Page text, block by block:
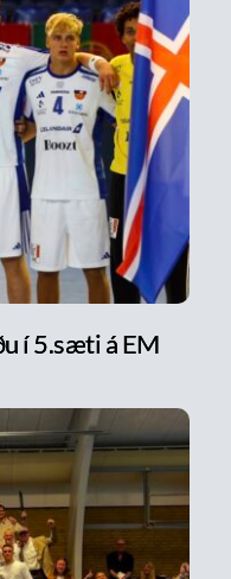
í 5.sæti á EM